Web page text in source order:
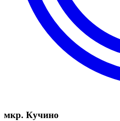
мкр. Кучино